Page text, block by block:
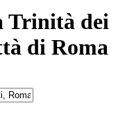
Trinità dei
di Roma